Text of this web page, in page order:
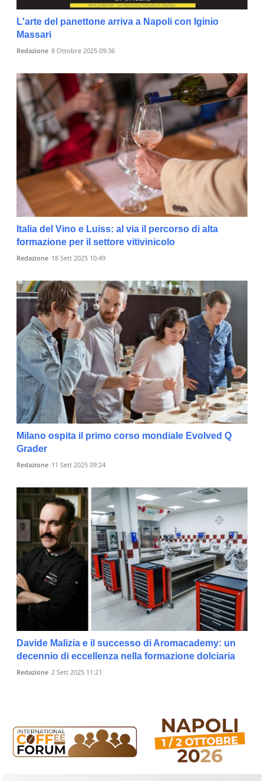
L'arte del panettone arriva a Napoli con Iginio
Massari
Redazione 8 Ottobre 2025 09:36
Italia del Vino e Luiss: al via il percorso di alta
formazione per il settore vitivinicolo
Redazione 18 Sett 2025 10:49
Milano ospita il primo corso mondiale Evolved Q
Grader
Redazione 11 Sett 2025 09:24
Davide Malizia e il successo di Aromacademy: un
decennio di eccellenza nella formazione dolciaria
Redazione 2 Sett 2025 11:21